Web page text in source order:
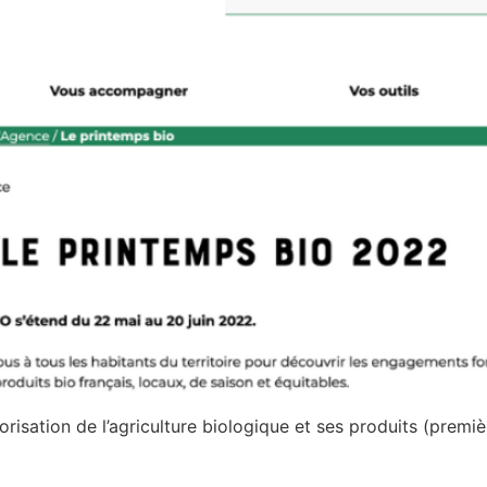
de l’agriculture biologique et ses produits